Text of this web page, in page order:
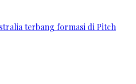
terbang formasi di Pitch